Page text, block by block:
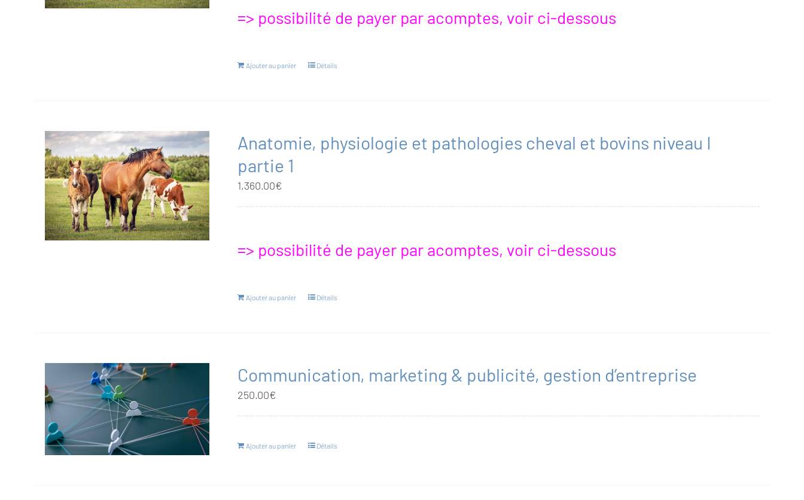
=> possibilité de payer par acomptes, voir ci-dessous
Ajouter au panier Détails
Anatomie, physiologie et pathologies cheval et bovins niveau I
partie 1
1,360.00€
=> possibilité de payer par acomptes, voir ci-dessous
Ajouter au panier Détails
Communication, marketing & publicité, gestion d’entreprise
250.00€
Ajouter au panier Détails